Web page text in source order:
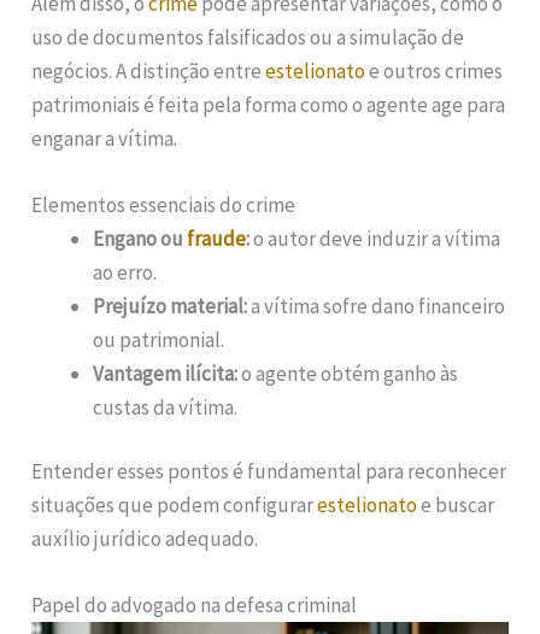
uso de documentos falsificados ou a simulação de
negócios. A distinção entreestelionatoe outros crimes
patrimoniais é feita pela forma como o agente age para
enganar a vítima.
Elementos essenciais do crime
Engano ou fraude:o autor deve induzir a vítima
ao erro.
Prejuízo material:a vítima sofre dano financeiro
ou patrimonial.
Vantagem ilícita:o agente obtém ganho às
custas da vítima.
Entender esses pontos é fundamental para reconhecer
situações que podem configurarestelionatoe buscar
auxílio jurídico adequado.
Papel do advogado na defesa criminal